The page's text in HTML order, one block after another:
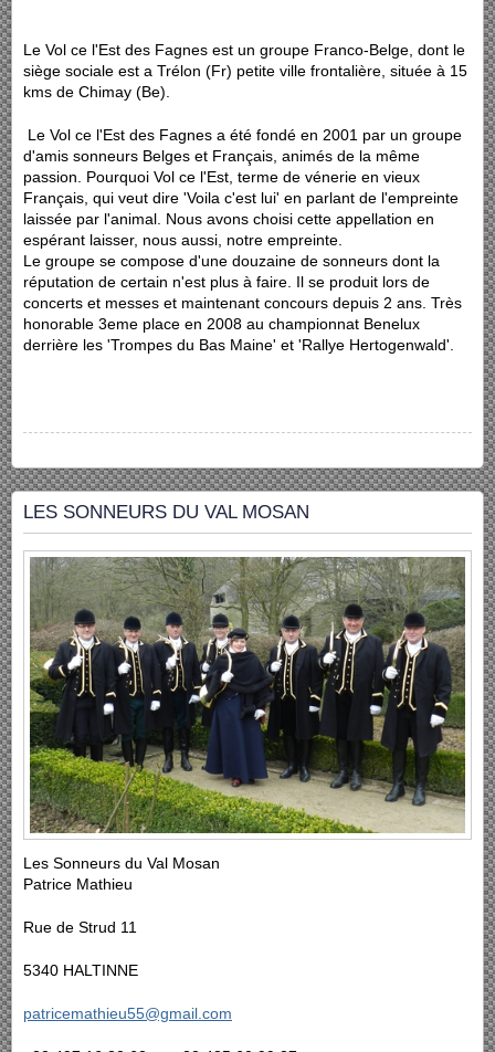
Le Vol ce l'Est des Fagnes est un groupe Franco-Belge, dont le
siège sociale est a Trélon (Fr) petite ville frontalière, située à 15
kms de Chimay (Be).
Le Vol ce l'Est des Fagnes a été fondé en 2001 par un groupe
d'amis sonneurs Belges et Français, animés de la même
passion. Pourquoi Vol ce l'Est, terme de vénerie en vieux
Français, qui veut dire 'Voila c'est lui' en parlant de l'empreinte
laissée par l'animal. Nous avons choisi cette appellation en
espérant laisser, nous aussi, notre empreinte.
Le groupe se compose d'une douzaine de sonneurs dont la
réputation de certain n'est plus à faire. Il se produit lors de
concerts et messes et maintenant concours depuis 2 ans. Très
honorable 3eme place en 2008 au championnat Benelux
derrière les 'Trompes du Bas Maine' et 'Rallye Hertogenwald'.
LES SONNEURS DU VAL MOSAN
Les Sonneurs du Val Mosan
Patrice Mathieu
Rue de Strud 11
5340 HALTINNE
patricemathieu55@gmail.com